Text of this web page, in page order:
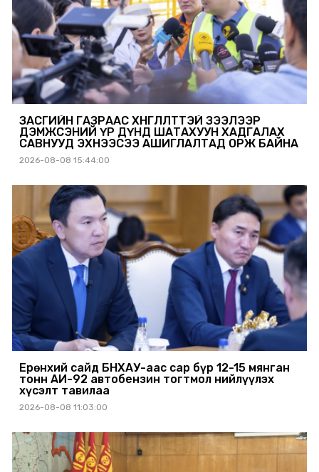
ЗАСГИЙН ГАЗРААС ХӨНГӨЛӨЛТТЭЙ ЗЭЭЛЭЭР
ДЭМЖСЭНИЙ ҮР ДҮНД ШАТАХУУН ХАДГАЛАХ
САВНУУД ЭХНЭЭСЭЭ АШИГЛАЛТАД ОРЖ БАЙНА
2026-08-08 15:44:00
Ерөнхий сайд БНХАУ-аас сар бүр 12-15 мянган
тонн АИ-92 автобензин тогтмол нийлүүлэх
хүсэлт тавилаа
2026-08-08 11:03:00